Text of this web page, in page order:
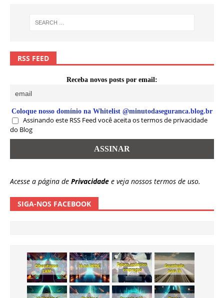
RSS FEED
Receba novos posts por email:
Coloque nosso domínio na Whitelist @minutodaseguranca.blog.br
Assinando este RSS Feed você aceita os termos de privacidade
do Blog
Acesse a página de Privacidade e veja nossos termos de uso.
SIGA-NOS FACEBOOK